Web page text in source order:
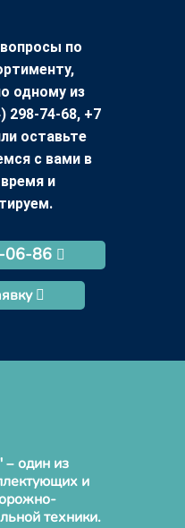
по
одному из
298-74-68, +7
оставьте
с вами в
и
06-86
один из
и
техники.